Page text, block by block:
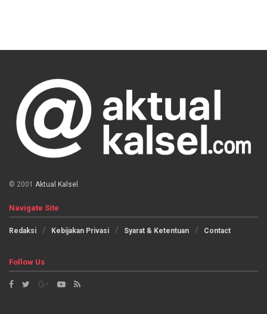
© 2001 Aktual Kalsel
Navigate Site
Redaksi Kebijakan Privasi Syarat & Ketentuan Contact
Follow Us